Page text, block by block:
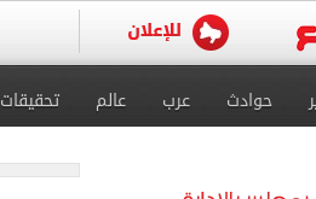
حوادث عرب عالم تحقيقات